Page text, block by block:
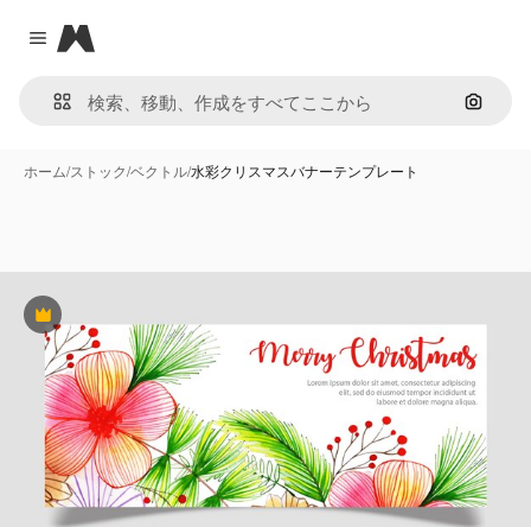
Close menu
Magnific
画像で
ホーム/ストック/ベクトル/水彩クリスマスバナーテンプレート
Premium